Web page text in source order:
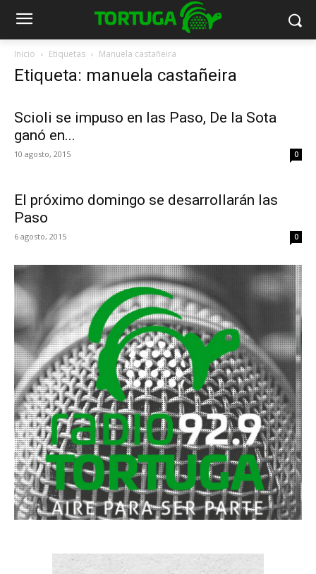
Inicio Etiquetas Manuela castañeira
Etiqueta: manuela castañeira
Scioli se impuso en las Paso, De la Sota
ganó en...
10 agosto, 2015 0
El próximo domingo se desarrollarán las
Paso
6 agosto, 2015 0